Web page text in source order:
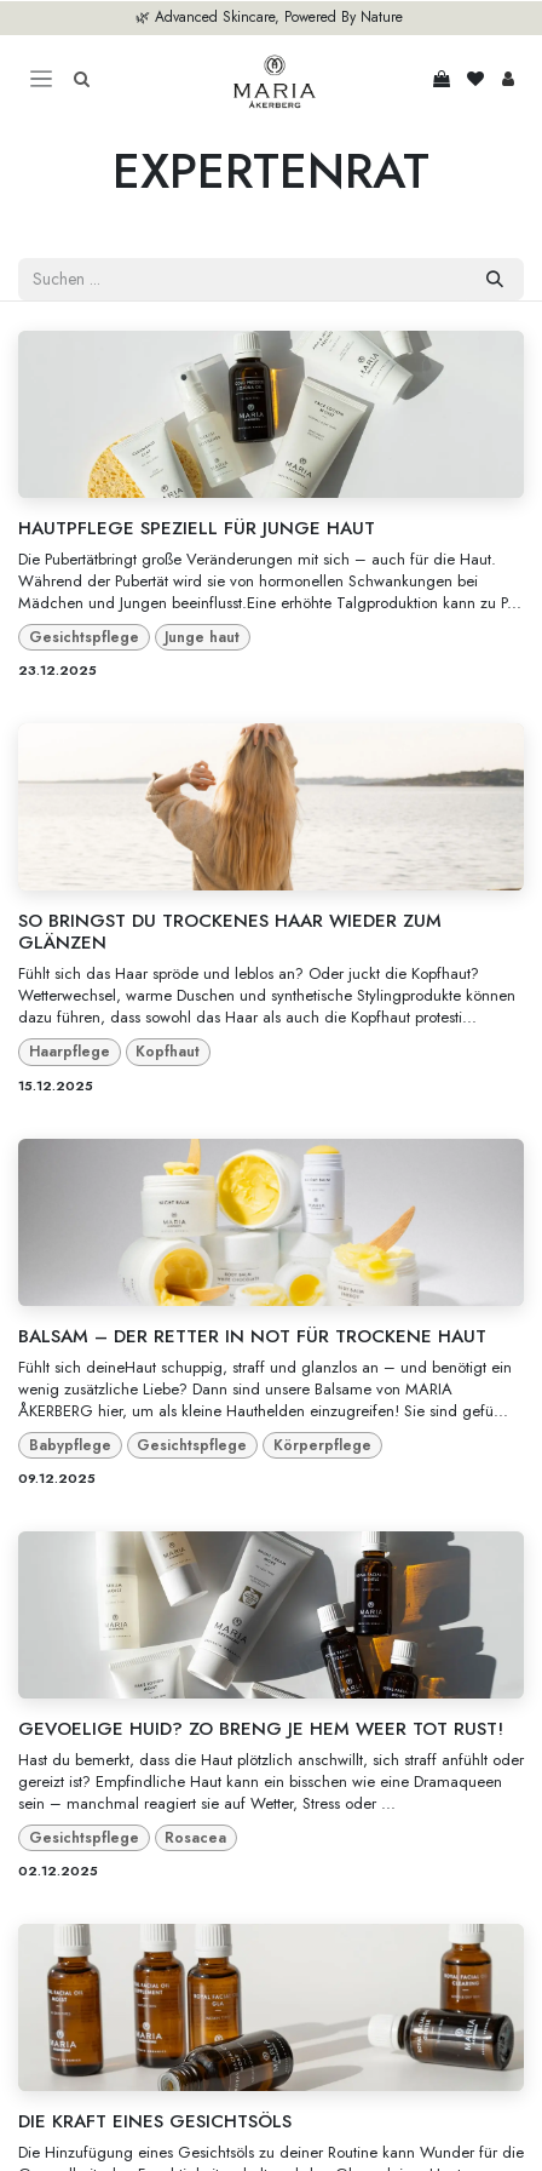
🌿 Advanced Skincare, Powered By Nature
EXPERTENRAT
HAUTPFLEGE SPEZIELL FÜR JUNGE HAUT
Die Pubertätbringt große Veränderungen mit sich – auch für die Haut.
Während der Pubertät wird sie von hormonellen Schwankungen bei
Mädchen und Jungen beeinflusst.Eine erhöhte Talgproduktion kann zu P...
Gesichtspflege Junge haut
23.12.2025
SO BRINGST DU TROCKENES HAAR WIEDER ZUM
GLÄNZEN
Fühlt sich das Haar spröde und leblos an? Oder juckt die Kopfhaut?
Wetterwechsel, warme Duschen und synthetische Stylingprodukte können
dazu führen, dass sowohl das Haar als auch die Kopfhaut protesti...
Haarpflege Kopfhaut
15.12.2025
BALSAM – DER RETTER IN NOT FÜR TROCKENE HAUT
Fühlt sich deineHaut schuppig, straff und glanzlos an – und benötigt ein
wenig zusätzliche Liebe? Dann sind unsere Balsame von MARIA
ÅKERBERG hier, um als kleine Hauthelden einzugreifen! Sie sind gefü...
Babypflege Gesichtspflege Körperpflege
09.12.2025
GEVOELIGE HUID? ZO BRENG JE HEM WEER TOT RUST!
Hast du bemerkt, dass die Haut plötzlich anschwillt, sich straff anfühlt oder
gereizt ist? Empfindliche Haut kann ein bisschen wie eine Dramaqueen
sein – manchmal reagiert sie auf Wetter, Stress oder ...
Gesichtspflege Rosacea
02.12.2025
DIE KRAFT EINES GESICHTSÖLS
Die Hinzufügung eines Gesichtsöls zu deiner Routine kann Wunder für die